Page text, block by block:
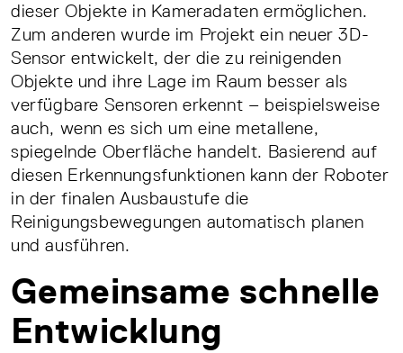
dieser Objekte in Kameradaten ermöglichen.
Zum anderen wurde im Projekt ein neuer 3D-
Sensor entwickelt, der die zu reinigenden
Objekte und ihre Lage im Raum besser als
verfügbare Sensoren erkennt – beispielsweise
auch, wenn es sich um eine metallene,
spiegelnde Oberfläche handelt. Basierend auf
diesen Erkennungsfunktionen kann der Roboter
in der finalen Ausbaustufe die
Reinigungsbewegungen automatisch planen
und ausführen.
Gemeinsame schnelle
Entwicklung